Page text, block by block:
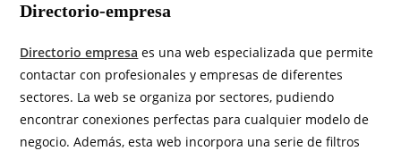
Directorio-empresa
Directorio empresa es una web especializada que permite
contactar con profesionales y empresas de diferentes
sectores. La web se organiza por sectores, pudiendo
encontrar conexiones perfectas para cualquier modelo de
negocio. Además, esta web incorpora una serie de filtros